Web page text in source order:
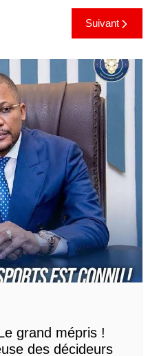
Suivant
grand mépris !
des décideurs